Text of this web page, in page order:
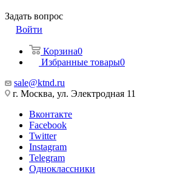
Задать вопрос
Войти
Корзина0
Избранные товары0
sale@ktnd.ru
г. Москва, ул. Электродная 11
Вконтакте
Facebook
Twitter
Instagram
Telegram
Одноклассники